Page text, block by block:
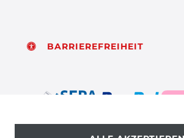
BARRIEREFREIHEIT